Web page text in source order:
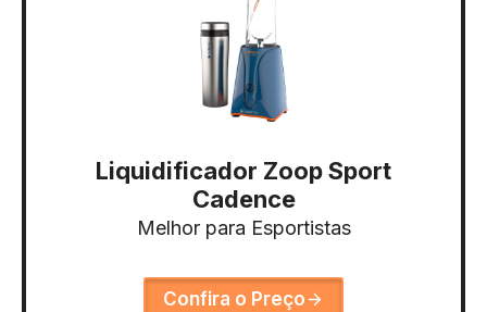
Liquidificador Zoop Sport
Cadence
Melhor para Esportistas
Confira o Preço